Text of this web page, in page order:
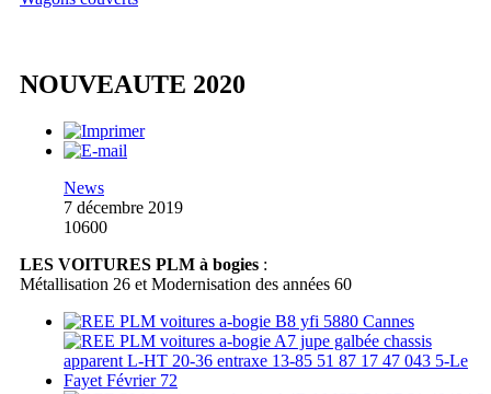
NOUVEAUTE 2020
News
7 décembre 2019
10600
LES VOITURES PLM à bogies :
Métallisation 26 et Modernisation des années 60